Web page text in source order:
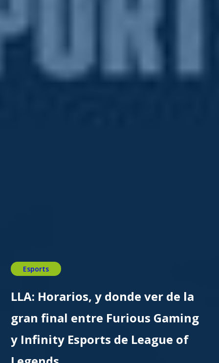
Esports
LLA: Horarios, y donde ver de la
gran final entre Furious Gaming
y Infinity Esports de League of